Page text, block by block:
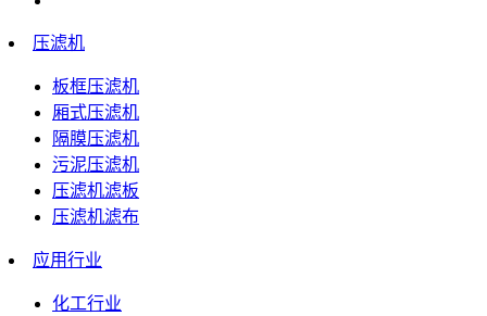
压滤机
板框压滤机
厢式压滤机
隔膜压滤机
污泥压滤机
压滤机滤板
压滤机滤布
应用行业
化工行业